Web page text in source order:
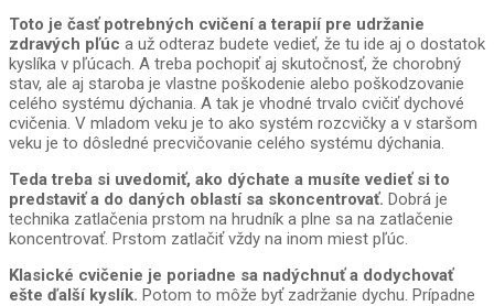
Toto je časť potrebných cvičení a terapií pre udržanie
zdravých pľúc a už odteraz budete vedieť, že tu ide aj o dostatok
kyslíka v pľúcach. A treba pochopiť aj skutočnosť, že chorobný
stav, ale aj staroba je vlastne poškodenie alebo poškodzovanie
celého systému dýchania. A tak je vhodné trvalo cvičiť dychové
cvičenia. V mladom veku je to ako systém rozcvičky a v staršom
veku je to dôsledné precvičovanie celého systému dýchania.
Teda treba si uvedomiť, ako dýchate a musíte vedieť si to
predstaviť a do daných oblastí sa skoncentrovať. Dobrá je
technika zatlačenia prstom na hrudník a plne sa na zatlačenie
koncentrovať. Prstom zatlačiť vždy na inom miest pľúc.
Klasické cvičenie je poriadne sa nadýchnuť a dodychovať
ešte ďalší kyslík. Potom to môže byť zadržanie dychu. Prípadne